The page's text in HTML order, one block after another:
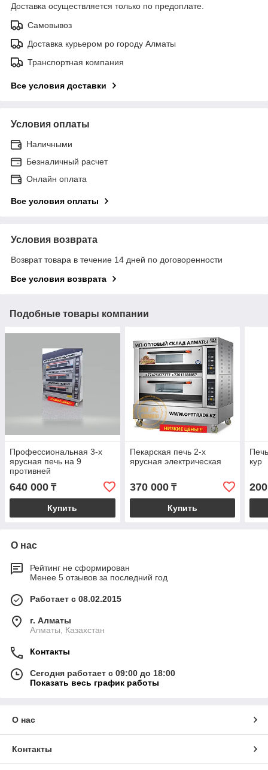
Доставка осуществляется только по предоплате.
Самовывоз
Доставка курьером ро городу Алматы
Транспортная компания
Все условия доставки
Условия оплаты
Наличными
Безналичный расчет
Онлайн оплата
Все условия оплаты
Условия возврата
Возврат товара в течение 14 дней по договоренности
Все условия возврата
Подобные товары компании
Профессиональная 3-х
ярусная печь на 9
противней
640 000 ₸
Купить
Пекарская печь 2-х
ярусная электрическая
370 000₸
Купить
кур
О нас
Рейтинг не сформирован
Менее 5 отзывов за последний год
Работает с 08.02.2015
г. Алматы
Алматы, Казахстан
Контакты
Сегодня работает с 09:00 до 18:00
Показать весь график работы
О нас
Контакты